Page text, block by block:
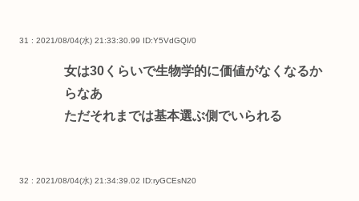
31 : 2021/08/04(水) 21:33:30.99 ID:Y5VdGQI/0
女は30くらいで生物学的に価値がなくなるか
らなあ
ただそれまでは基本選ぶ側でいられる
32 : 2021/08/04(水) 21:34:39.02 ID:ryGCEsN20